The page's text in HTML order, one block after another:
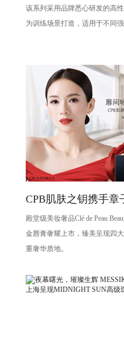
备
该系列采用品牌悉心研发的高
为训练场景打造，适用于不同
CPB肌肤之钥携手章
演绎琉金唇膏大片
殿堂级美妆奢品Clé de Peau
金唇膏奢耀上市，臻美呈现四
重奢华质地。